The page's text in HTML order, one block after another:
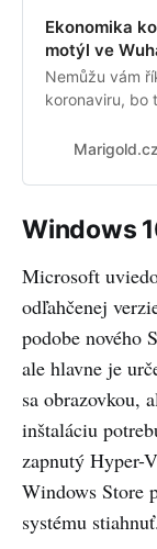
Ekonomika
motýl ve
Nemůžu vám
koronaviru, bo
ekonomice v
Wuhanu. Před
čínský nový
ve kterém
kolem svátků
Marigold.cz
Windows
Microsoft
odľahčenej
podobe nového
ale hlavne je
sa obrazovkou,
inštaláciu
zapnutý Hyper-
Windows Store
systému stiahnuť.